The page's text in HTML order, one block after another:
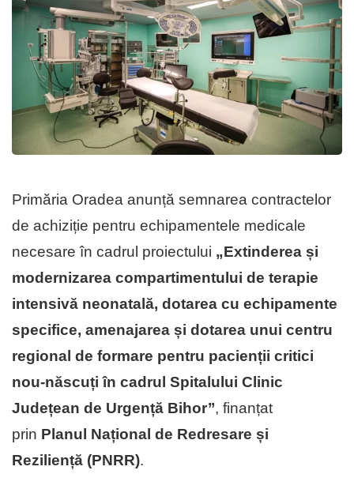
Primăria Oradea anunță semnarea contractelor
de achiziție pentru echipamentele medicale
necesare în cadrul proiectului „Extinderea și
modernizarea compartimentului de terapie
intensivă neonatală, dotarea cu echipamente
specifice, amenajarea și dotarea unui centru
regional de formare pentru pacienții critici
nou-născuți în cadrul Spitalului Clinic
Județean de Urgență Bihor’’, finanțat
prin Planul Național de Redresare și
Reziliență (PNRR).